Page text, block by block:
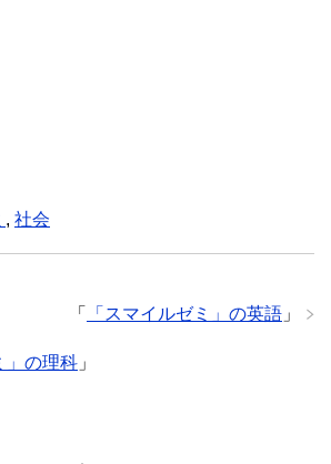
, 社会
「 「スマイルゼミ」の英語 」
」の理科 」